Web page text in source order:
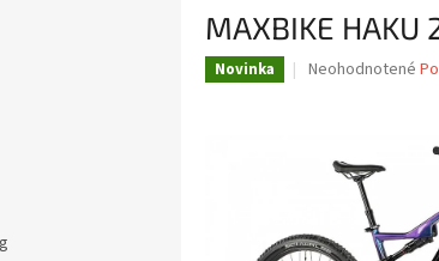
MAXBIKE
Novinka
Priemerné
hviezdičiek.
Neohodnotené